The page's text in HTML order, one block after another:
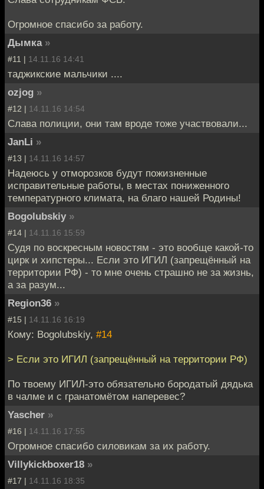
Огромное спасибо за работу.
Дымка »
#11 | 14.11.16 14:41
таджикские мальчики ....
ozjog »
#12 | 14.11.16 14:54
Слава полиции, они там вроде тоже участвовали...
JanLi »
#13 | 14.11.16 14:57
Надеюсь у отморозков будут пожизненные
исправительные работы, в местах пониженного
температурного климата, на благо нашей Родины!
Bogolubskiy »
#14 | 14.11.16 15:59
Судя по воскресным новостям - это вообще какой-то
цирк и хипстеры... Если это ИГИЛ (запрещённый на
территории РФ) - то мне очень страшно не за жизнь,
а за разум...
Region36 »
#15 | 14.11.16 16:19
Кому: Bogolubskiy, #14
> Если это ИГИЛ (запрещённый на территории РФ)
По твоему ИГИЛ-это обязательно бородатый дядька
в чалме и с гранатомётом наперевес?
Yascher »
#16 | 14.11.16 17:55
Огромное спасибо силовикам за их работу.
Villykickboxer18 »
#17 | 14.11.16 18:35